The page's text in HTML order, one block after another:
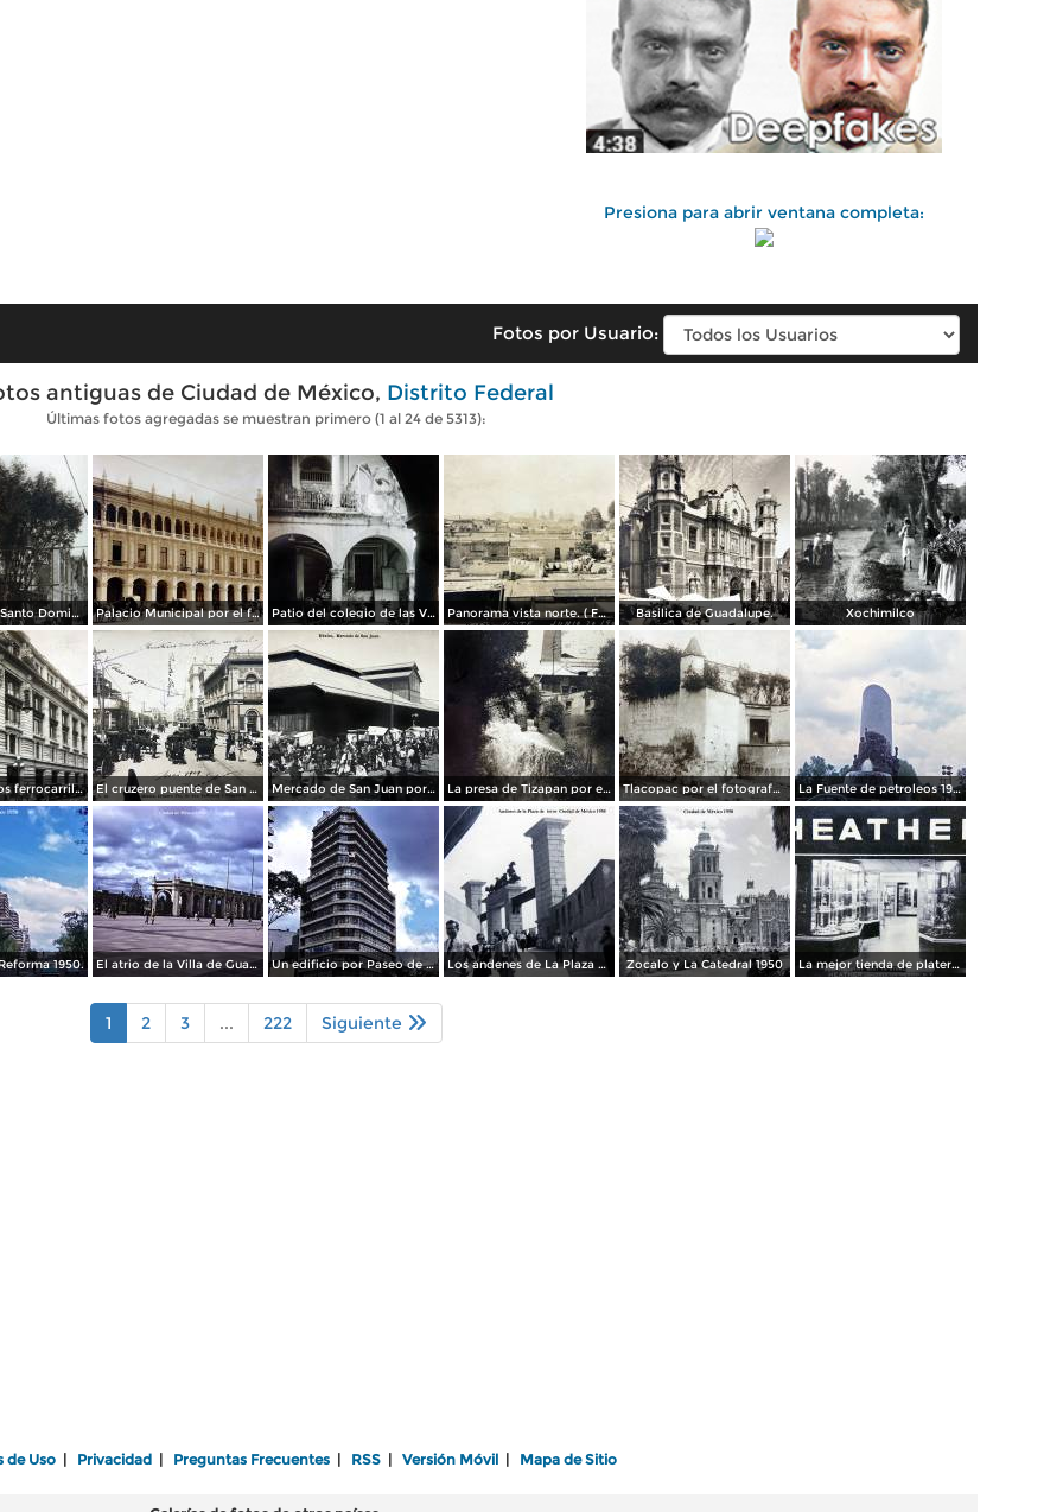
Presiona para abrir ventana completa:
Fotos por Usuario:
antiguas de Ciudad de México, Distrito Federal
Últimas fotos agregadas se muestran primero (1 al 24 de 5313):
La Iglesia de Santo Domingo. Palacio Municipal por el fotografo Hugo Brehme.. Patio del colegio de las Vizcainas por el fotografo Hugo Brehme. Panorama vista norte. ( Fechada el 20 de Junio de 1905 ). Basilica de Guadalupe. Xochimilco
Edicicio de los ferrocarriles. El cruzero puente de San Francisco y Guardiola por el fotografo Felix Miret. Mercado de San Juan por el fotografo Felix Miret La presa de Tizapan por el fotografo Fernando Kososky. ( Circulada el 22 de Diembre de 1910 ). Tlacopac por el fotografo Hugo Brehme. La Fuente de petroleos 1950.
1950. El atrio de la Villa de Guadalupe 1950. Un edificio por Paseo de La Reforma 1950 Los andenes de La Plaza de toros Ciudad de México 1950 Zocalo y La Catedral 1950 La mejor tienda de plateria.
1 2 3 ... 222 Siguiente
de Uso Privacidad Preguntas Frecuentes RSS Versión Móvil Mapa de Sitio